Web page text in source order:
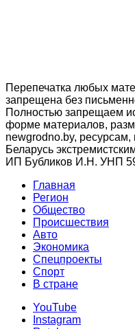
Перепечатка любых
запрещена без
Полностью запрещаем
форме материалов,
newgrodno.by,
Беларусь
ИП Бубликов И.Н. УНП
Главная
Регион
Общество
Происшествия
Авто
Экономика
Спецпроекты
Cпорт
В стране
YouTube
Instagram